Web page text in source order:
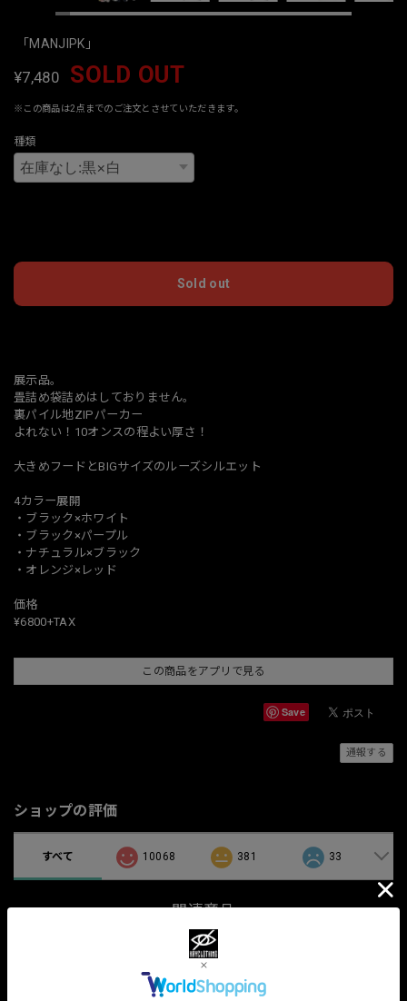
「MANJIPK」
¥7,480 SOLD OUT
※この商品は2点までのご注文とさせていただきます。
種類
Sold out
展示品。
畳詰め袋詰めはしておりません。
裏パイル地ZIPパーカー
よれない！10オンスの程よい厚さ！
大きめフードとBIGサイズのルーズシルエット
4カラー展開
・ブラック×ホワイト
・ブラック×パープル
・ナチュラル×ブラック
・オレンジ×レッド
価格
¥6800+TAX
この商品をアプリで見る
Save
通報する
ショップの評価
すべて 10068 381 33
関連商品